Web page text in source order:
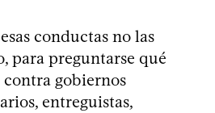
conductas no las
para preguntarse qué
gobiernos
entreguistas,